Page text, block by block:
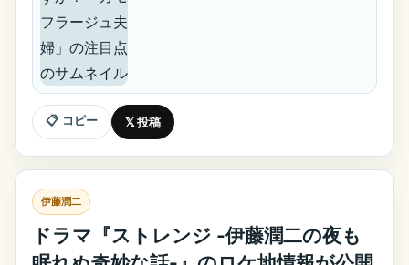
📋 コピー 𝕏 投稿
伊藤潤二
ドラマ『ストレンジ -伊藤潤二の夜も